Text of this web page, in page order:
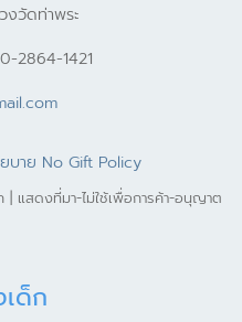
วัดท่าพระ
2864-1421
บาย No Gift Policy
สดงที่มา-ไม่ใช้เพื่อการค้า-อนุญาต
ด็ก